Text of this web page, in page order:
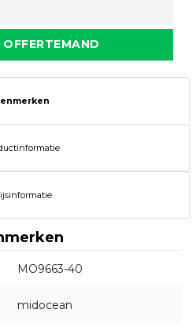
MO9663-40
midocean